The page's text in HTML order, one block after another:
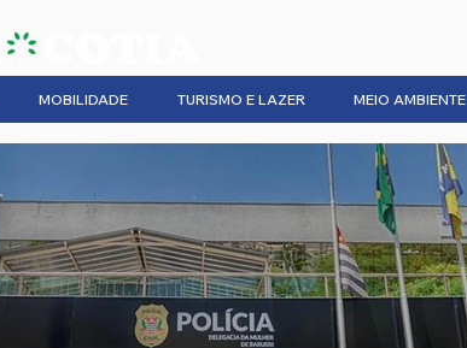
MOBILIDADE TURISMO E LAZER MEIO AMBIENTE